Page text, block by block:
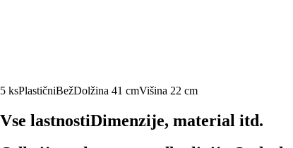
5 ksPlastičniBežDolžina 41 cmVišina 22 cm
Vse lastnostiDimenzije, material itd.